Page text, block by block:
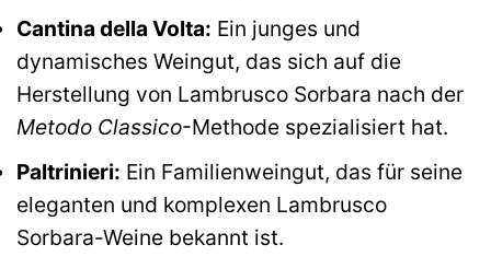
Cantina della Volta: Ein junges und
dynamisches Weingut, das sich auf die
Herstellung von Lambrusco Sorbara nach der
Metodo Classico-Methode spezialisiert hat.
Paltrinieri: Ein Familienweingut, das für seine
eleganten und komplexen Lambrusco
Sorbara-Weine bekannt ist.